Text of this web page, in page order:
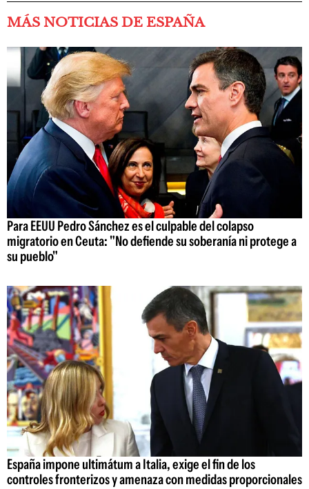
MÁS NOTICIAS DE ESPAÑA
Para EEUU Pedro Sánchez es el culpable del colapso
migratorio en Ceuta: "No defiende su soberanía ni protege a
su pueblo"
España impone ultimátum a Italia, exige el fin de los
controles fronterizos y amenaza con medidas proporcionales